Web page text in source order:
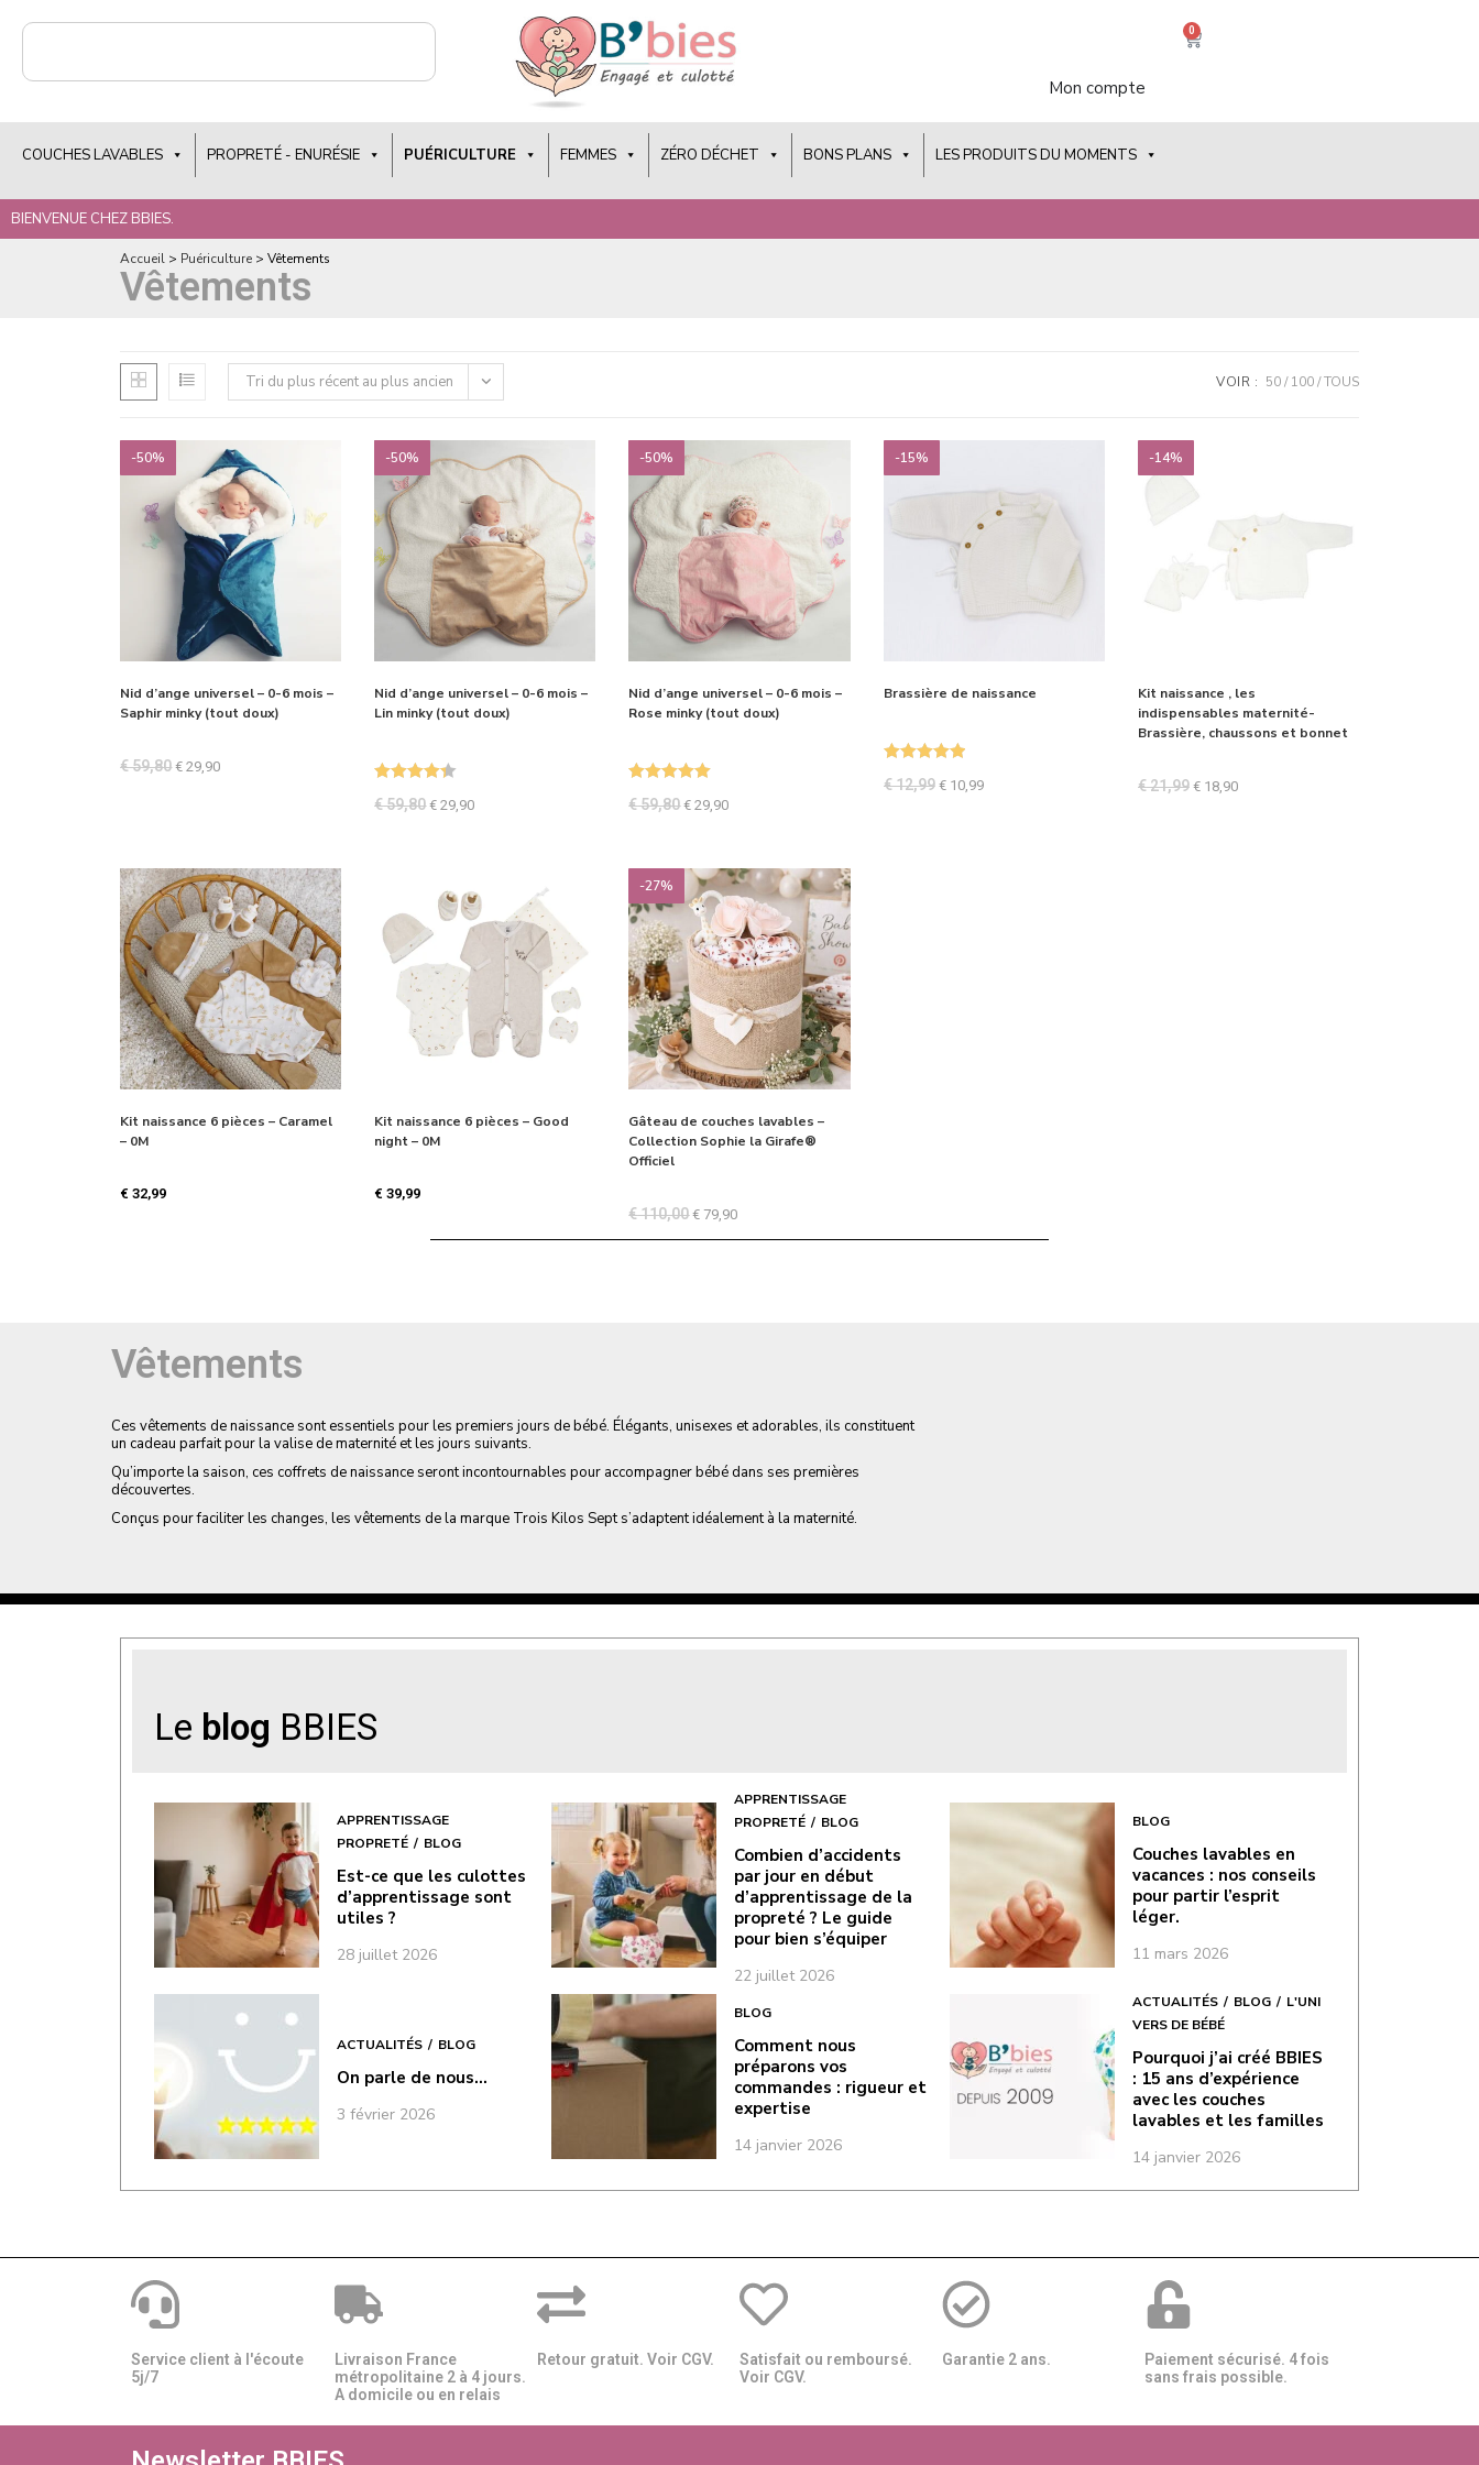
Mon compte
0
COUCHES LAVABLES PROPRETÉ - ENURÉSIE PUÉRICULTURE FEMMES ZÉRO DÉCHET BONS PLANS LES PRODUITS DU MOMENTS
BIENVENUE CHEZ BBIES.
Accueil > Puériculture >Vêtements
Vêtements
Tri du plus récent au plus ancien VOIR : 50 100 TOUS
-50%
Nid d’ange universel – 0-6 mois –
Saphir minky (tout doux)
€59,80 € 29,90
-50%
Nid d’ange universel – 0-6 mois –
Lin minky (tout doux)
€59,80 € 29,90
-50%
Nid d’ange universel – 0-6 mois –
Rose minky (tout doux)
€59,80 € 29,90
-15%
Brassière de naissance
€12,99 €10,99
-14%
Kit naissance , les
indispensables maternité-
Brassière, chaussons et bonnet
€21,99 €18,90
Kit naissance 6 pièces – Caramel
– 0M
€ 32,99
Kit naissance 6 pièces – Good
night – 0M
€ 39,99
-27%
Gâteau de couches lavables –
Collection Sophie la Girafe®
Officiel
€110,00 € 79,90
Vêtements
Ces vêtements de naissance sont essentiels pour les premiers jours de bébé. Élégants, unisexes et adorables, ils constituent
un cadeau parfait pour la valise de maternité et les jours suivants.
Qu’importe la saison, ces coffrets de naissance seront incontournables pour accompagner bébé dans ses premières
découvertes.
Conçus pour faciliter les changes, les vêtements de la marque Trois Kilos Sept s’adaptent idéalement à la maternité.
Le blog BBIES
APPRENTISSAGE
PROPRETÉ
BLOG
Est-ce que les culottes
d’apprentissage sont
utiles ?
28 juillet 2026
APPRENTISSAGE
PROPRETÉ
BLOG
Combien d’accidents
par jour en début
d’apprentissage de la
propreté ? Le guide
pour bien s’équiper
22 juillet 2026
BLOG
Couches lavables en
vacances : nos conseils
pour partir l’esprit
léger.
11 mars 2026
ACTUALITÉS BLOG
On parle de nous…
3 février 2026
BLOG
Comment nous
préparons vos
commandes : rigueur et
expertise
14 janvier 2026
ACTUALITÉS BLOG
L'UNI
VERS DE BÉBÉ
Pourquoi j’ai créé BBIES
: 15 ans d’expérience
avec les couches
lavables et les familles
14 janvier 2026
Service client à l'écoute
5j/7
Livraison France
métropolitaine 2 à 4 jours.
A domicile ou en relais​​
Retour gratuit. Voir CGV.
Satisfait ou remboursé.
Voir CGV.
Garantie 2 ans.
Paiement sécurisé. 4 fois
sans frais possible.